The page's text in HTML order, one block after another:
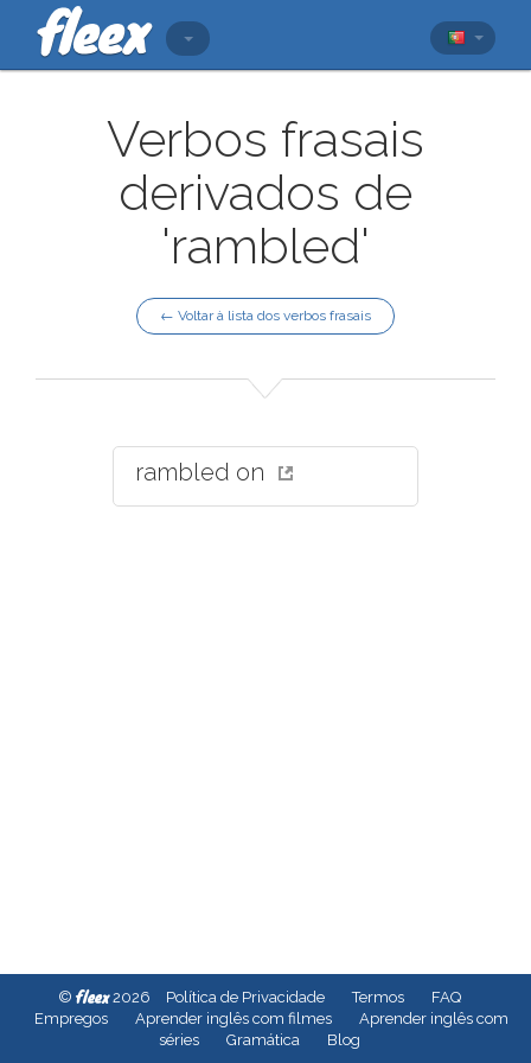
Verbos frasais
derivados de
'rambled'
← Voltar à lista dos verbos frasais
rambled on
© fleex2026 Política de Privacidade Termos
FAQ
Empregos
Aprender inglês com filmes
Aprender inglês com
séries
Gramática Blog